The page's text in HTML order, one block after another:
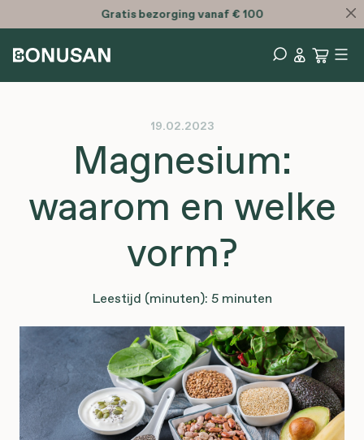
Gratisbezorging vanaf € 100
19.02.2023
Magnesium:
waarom en welke
vorm?
Leestijd (minuten): 5 minuten